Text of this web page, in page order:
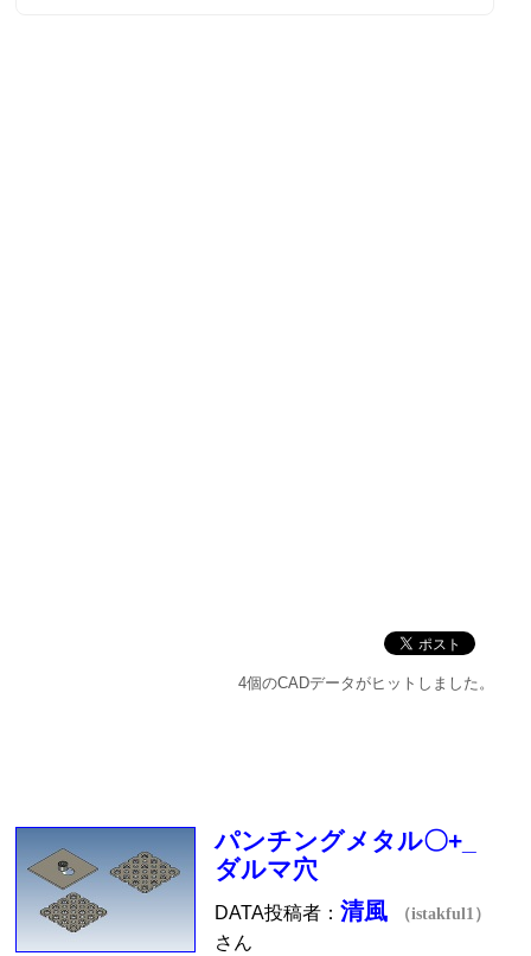
4個のCADデータがヒットしました。
パンチングメタル〇+_
ダルマ穴
DATA投稿者：清風 （istakful1）
さん